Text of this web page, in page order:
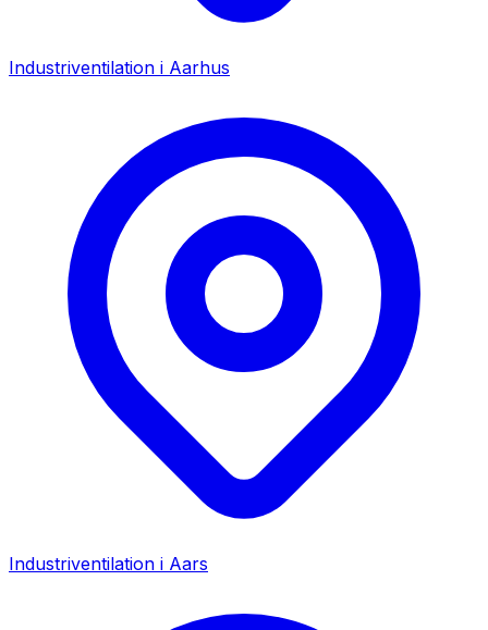
Industriventilation i Aarhus
Industriventilation i Aars